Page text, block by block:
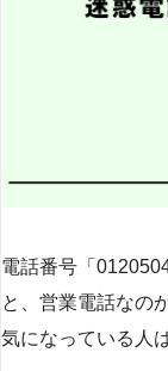
電話番号「
と、営業電話なの
気になっている人